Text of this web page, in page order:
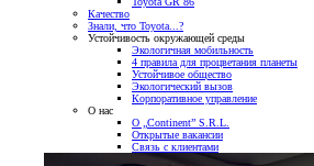
Качество
Знали, что Toyota...?
Устойчивость окружающей среды
Экологичная мобильность
4 правила для процветания планеты
Устойчивое общество
Экологический вызов
Корпоративное управление
О нас
О „Continent” S.R.L.
Открытые вакансии
Связь с клиентами